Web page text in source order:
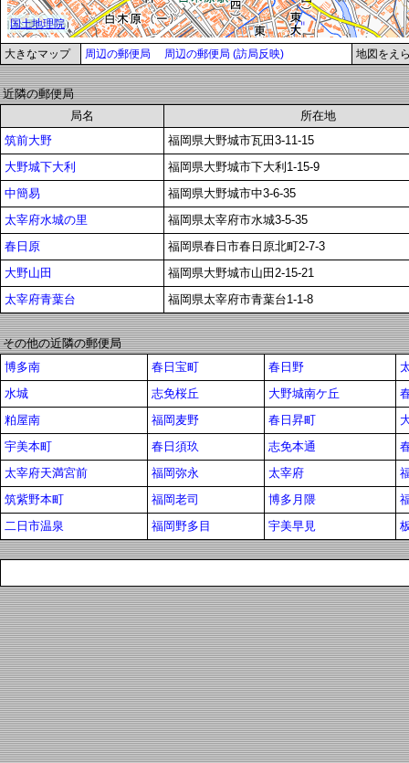
大きなマップ 周辺の郵便局 周辺の郵便局 (訪局反映) 地図をえ
近隣の郵便局
局名
所在地
筑前大野
福岡県大野城市瓦田3-11-15
大野城下大利
福岡県大野城市下大利1-15-9
中簡易
福岡県大野城市中3-6-35
太宰府水城の里
福岡県太宰府市水城3-5-35
春日原
福岡県春日市春日原北町2-7-3
大野山田
福岡県大野城市山田2-15-21
太宰府青葉台
福岡県太宰府市青葉台1-1-8
その他の近隣の郵便局
博多南
春日宝町 春日野
水城
志免桜丘 大野城南ケ丘
粕屋南
福岡麦野 春日昇町
宇美本町
春日須玖 志免本通
太宰府天満宮前
福岡弥永 太宰府
筑紫野本町
福岡老司 博多月隈
二日市温泉
福岡野多目 宇美早見